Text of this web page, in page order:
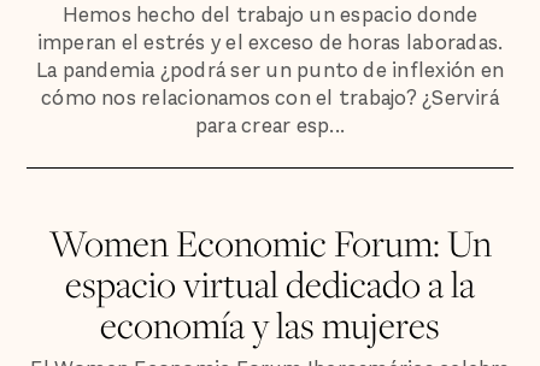
Hemos hecho del trabajo un espacio donde
imperan el estrés y el exceso de horas laboradas.
La pandemia ¿podrá ser un punto de inflexión en
cómo nos relacionamos con el trabajo? ¿Servirá
para crear esp...
Women Economic Forum: Un
espacio virtual dedicado a la
economía y las mujeres